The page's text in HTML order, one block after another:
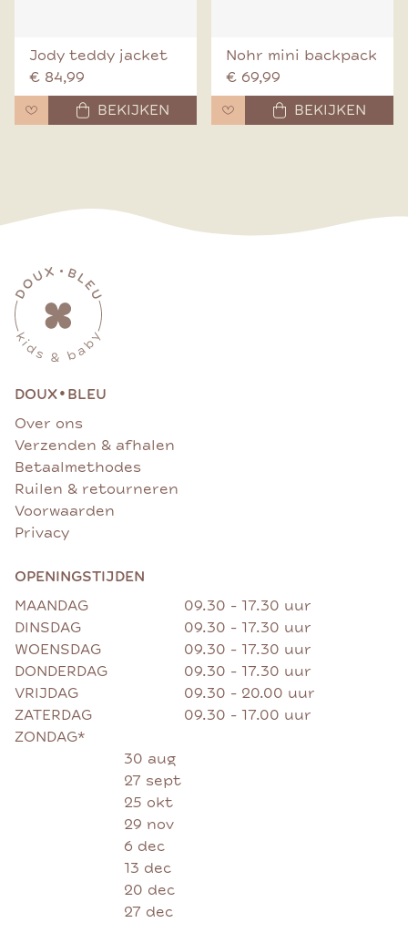
Jody teddy jacket
€ 84,99
BEKIJKEN
Nohr mini backpack
€ 69,99
BEKIJKEN
DOUX• BLEU
Over ons
Verzenden & afhalen
Betaalmethodes
Ruilen & retourneren
Voorwaarden
Privacy
OPENINGSTIJDEN
MAANDAG
09.30 - 17.30 uur
DINSDAG
09.30 - 17.30 uur
WOENSDAG
09.30 - 17.30 uur
DONDERDAG
09.30 - 17.30 uur
VRIJDAG
09.30 - 20.00 uur
ZATERDAG
09.30 - 17.00 uur
ZONDAG*
30 aug
27 sept
25 okt
29 nov
6 dec
13 dec
20 dec
27 dec